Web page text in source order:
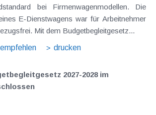
bei Firmenwagenmodellen. Die
E-Dienstwagens war für Arbeitnehmer
Mit dem Budgetbegleitgesetz...
empfehlen drucken
2027-2028 im